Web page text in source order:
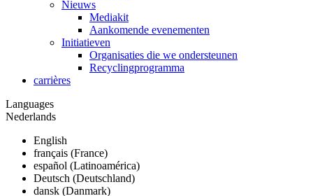
Nieuws
Mediakit
Aankomende evenementen
Initiatieven
Organisaties die we ondersteunen
Recyclingprogramma
carrières
Languages
Nederlands
English
français (France)
español (Latinoamérica)
Deutsch (Deutschland)
dansk (Danmark)